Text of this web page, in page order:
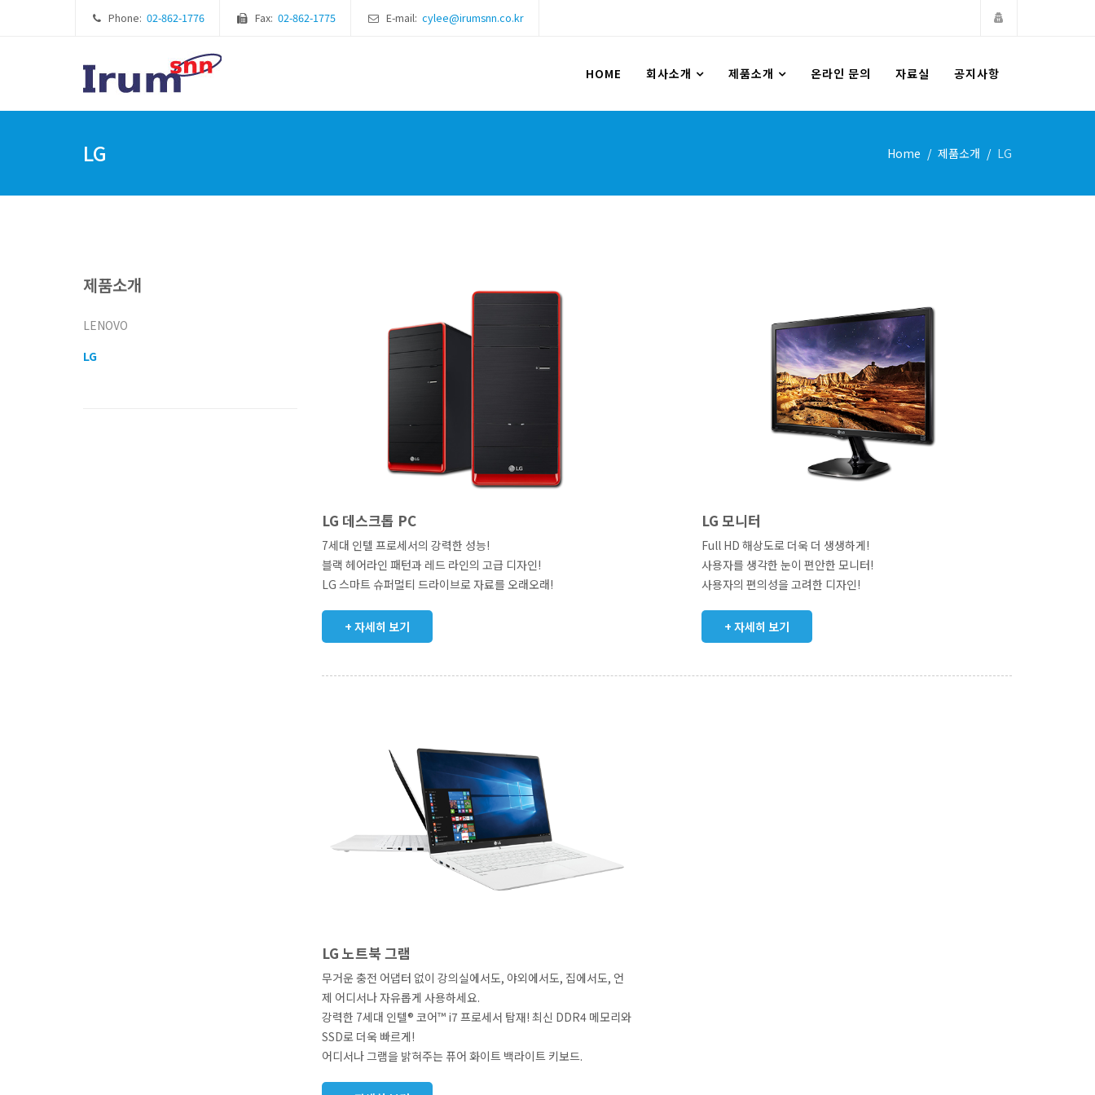
Phone: 02-862-1776 Fax: 02-862-1775 E-mail: cylee@irumsnn.co.kr
HOME 회사소개 제품소개 온라인 문의 자료실 공지사항
LG Home 제품소개 LG
제품소개
LENOVO
LG
LG 데스크톱 PC
7세대 인텔 프로세서의 강력한 성능!
블랙 헤어라인 패턴과 레드 라인의 고급 디자인!
LG 스마트 슈퍼멀티 드라이브로 자료를 오래오래!
+ 자세히 보기
LG 모니터
Full HD 해상도로 더욱 더 생생하게!
사용자를 생각한 눈이 편안한 모니터!
사용자의 편의성을 고려한 디자인!
+ 자세히 보기
LG 노트북 그램
무거운 충전 어댑터 없이 강의실에서도, 야외에서도, 집에서도, 언
제 어디서나 자유롭게 사용하세요.
강력한 7세대 인텔® 코어™ i7 프로세서 탑재! 최신 DDR4 메모리와
SSD로 더욱 빠르게!
어디서나 그램을 밝혀주는 퓨어 화이트 백라이트 키보드.